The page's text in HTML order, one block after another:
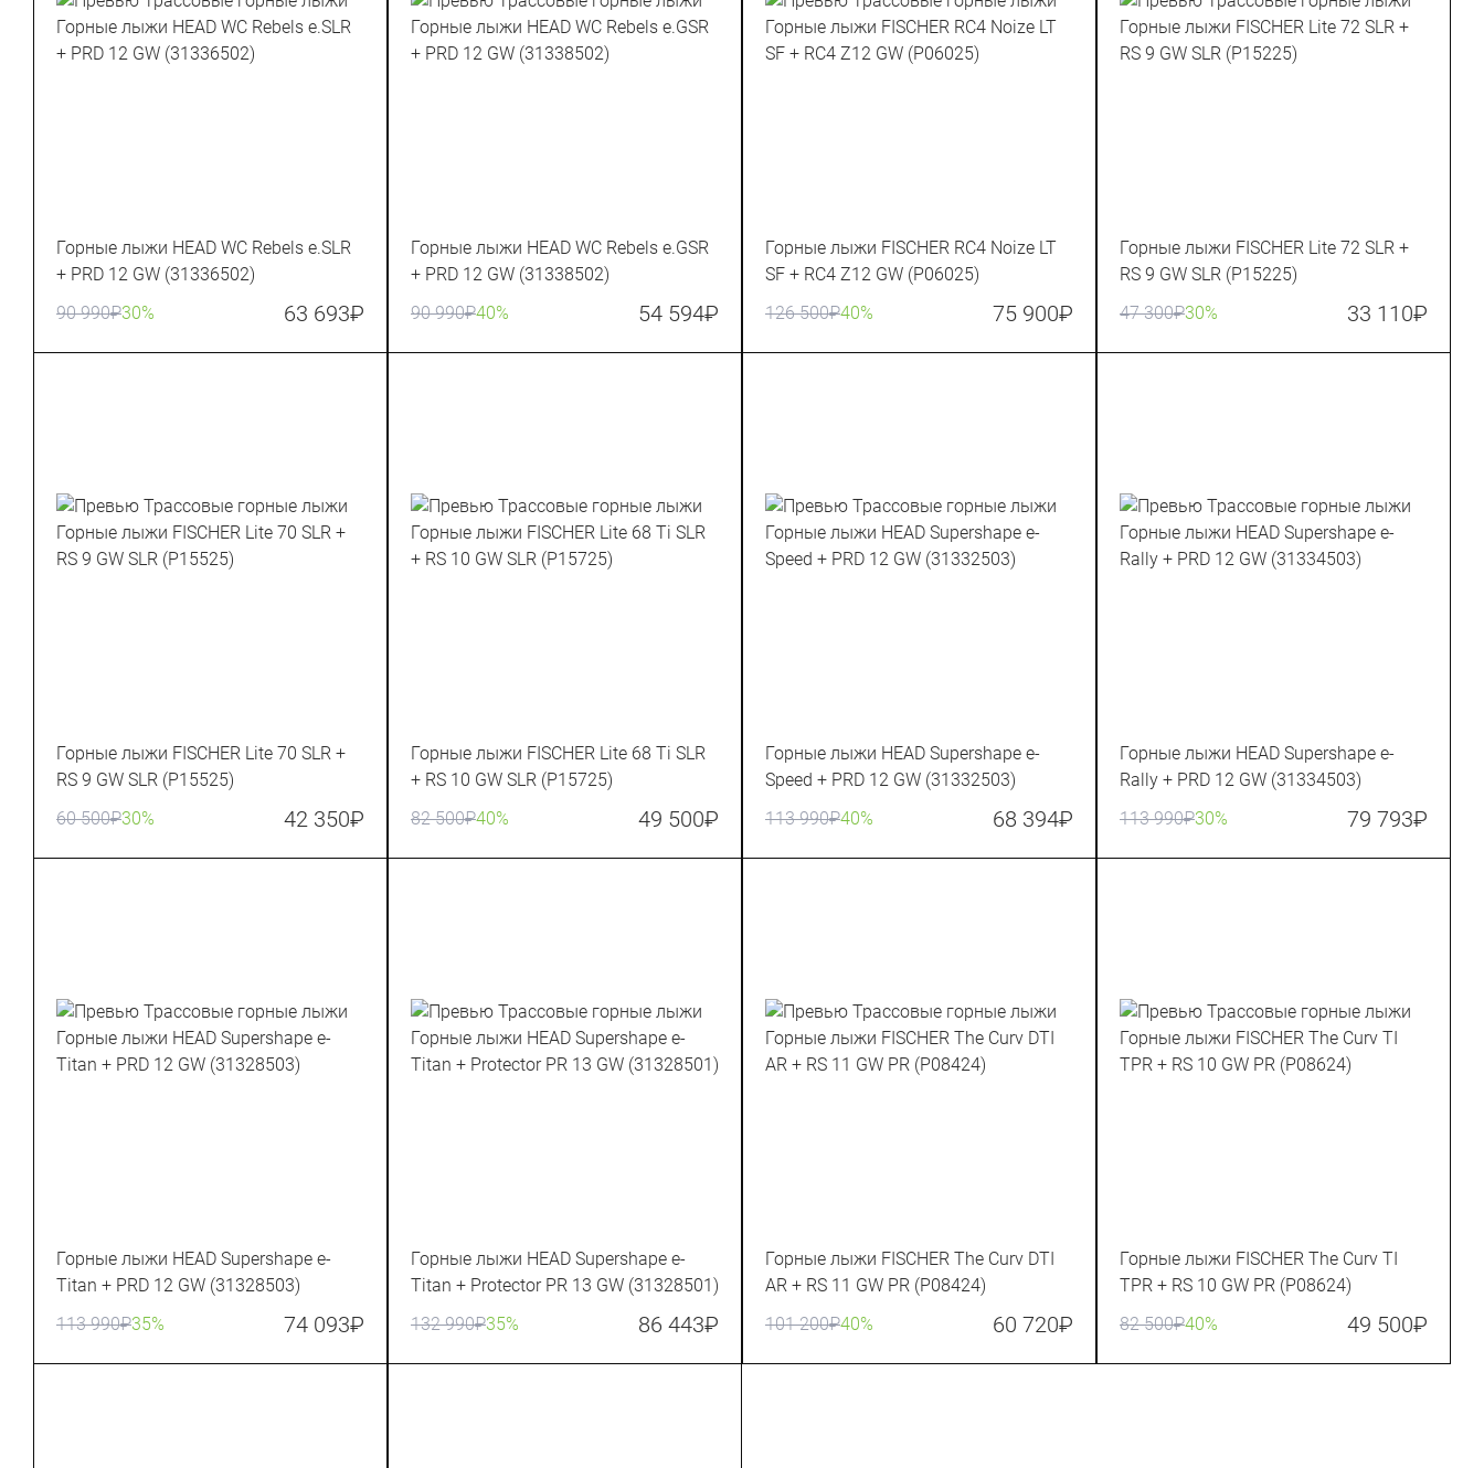
Горные лыжи HEAD WC Rebels e.SLR
+ PRD 12 GW (31336502)
90 990₽30% 63 693₽
Горные лыжи HEAD WC Rebels e.GSR
+ PRD 12 GW (31338502)
90 990₽40% 54 594₽
Горные лыжи FISCHER RC4 Noize LT
SF + RC4 Z12 GW (P06025)
126 500₽40% 75 900₽
Горные лыжи FISCHER Lite 72 SLR +
RS 9 GW SLR (P15225)
47 300₽30% 33 110₽
Горные лыжи FISCHER Lite 70 SLR +
RS 9 GW SLR (P15525)
60 500₽30% 42 350₽
Горные лыжи FISCHER Lite 68 Ti SLR
+ RS 10 GW SLR (P15725)
82 500₽40% 49 500₽
Горные лыжи HEAD Supershape e-
Speed + PRD 12 GW (31332503)
113 990₽40% 68 394₽
Горные лыжи HEAD Supershape e-
Rally + PRD 12 GW (31334503)
113 990₽30% 79 793₽
Горные лыжи HEAD Supershape e-
Titan + PRD 12 GW (31328503)
113 990₽35% 74 093₽
Горные лыжи HEAD Supershape e-
Titan + Protector PR 13 GW (31328501)
132 990₽35% 86 443₽
Горные лыжи FISCHER The Curv DTI
AR + RS 11 GW PR (P08424)
101 200₽40% 60 720₽
Горные лыжи FISCHER The Curv TI
TPR + RS 10 GW PR (P08624)
82 500₽40% 49 500₽